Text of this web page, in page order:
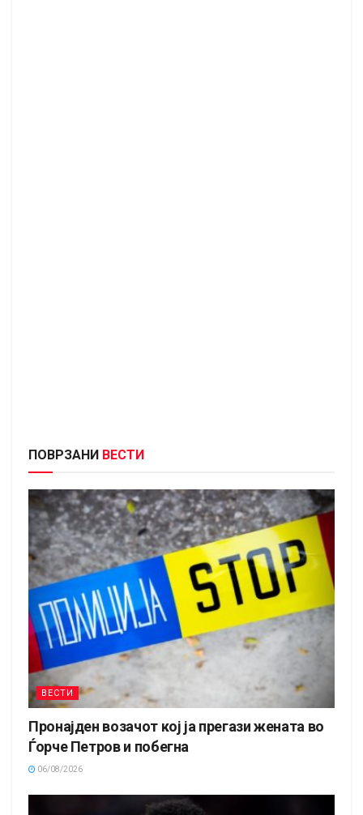
ПОВРЗАНИ ВЕСТИ
ВЕСТИ
Пронајден возачот кој ја прегази жената во
Ѓорче Петров и побегна
06/08/2026